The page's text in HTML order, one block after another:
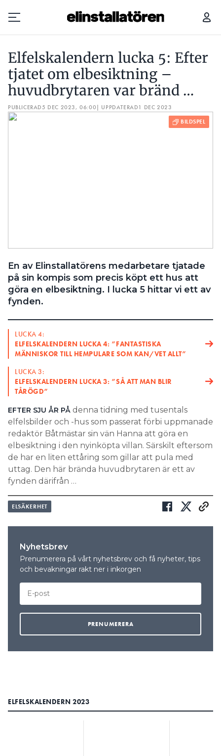
Prenumerera
Hantera prenumeration
Lediga jobb
SEARCH
Elfelskalendern lucka 5: Efter
tjatet om elbesiktning –
huvudbrytaren var bränd …
PUBLICERAD5 DEC 2023, 06:00| UPPDATERAD1 DEC 2023
En av Elinstallatörens medarbetare tjatade
på sin kompis som precis köpt ett hus att
göra en elbesiktning. I lucka 5 hittar vi ett av
fynden.
LUCKA 4:
ELFELSKALENDERN LUCKA 4: ”FANTASTISKA
MÄNNISKOR TILL HEMPULARE SOM KAN/VET ALLT”
LUCKA 3:
ELFELSKALENDERN LUCKA 3: ”SÅ ATT MAN BLIR
TÅRÖGD”
EFTER SJU ÅR PÅ denna tidning med tusentals
elfelsbilder och -hus som passerat förbi uppmanade
redaktör Båtmästar sin vän Hanna att göra en
elbesiktning i den nyinköpta villan. Särskilt eftersom
de har en liten ettåring som gillar att pula med
uttag. Den här brända huvudbrytaren är ett av
fynden därifrån …
ELSÄKERHET
Nyhetsbrev
Prenumerera på vårt nyhetsbrev och få nyheter, tips
och bevakningar rakt ner i inkorgen
ELFELSKALENDERN 2023
HÄR ÄR 2023 ÅRS MEST UPPMÄRKSAMMADE ELFEL